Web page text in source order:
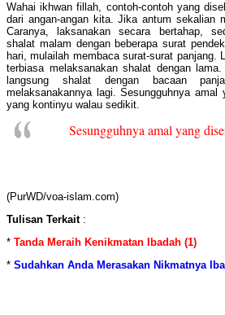
Wahai ikhwan fillah, contoh-contoh yang
dari angan-angan kita. Jika antum sekalian
Caranya, laksanakan secara bertahap,
shalat malam dengan beberapa surat
hari, mulailah membaca surat-surat panjang.
terbiasa melaksanakan shalat dengan
langsung shalat dengan bacaan
melaksanakannya lagi. Sesungguhnya amal
yang kontinyu walau sedikit.
Sesungguhnya amal yang
(PurWD/voa-islam.com)
Tulisan Terkait:
* Tanda Meraih Kenikmatan Ibadah (1)
* Sudahkan Anda Merasakan Nikmatnya